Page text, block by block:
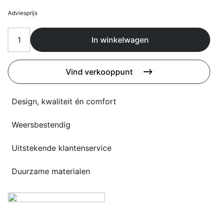
Deals
Flagship stores
Contact
Support
Nieuws
Events
Taalkeuze
Adviesprijs
In winkelwagen
Vind verkooppunt
Design, kwaliteit én comfort
Weersbestendig
Uitstekende klantenservice
Duurzame materialen